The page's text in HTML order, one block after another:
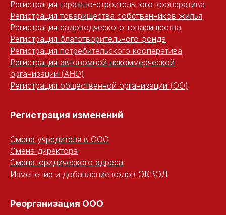
Регистрация гаражно-строительного кооператива
Регистрация товарищества собственников жилья
Регистрация садоводческого товарищества
Регистрация благотворительного фонда
Регистрация потребительского кооператива
Регистрация автономной некоммерческой
организации (АНО)
Регистрация общественной организации (ОО)
Регистрация изменений
Смена учредителя в ООО
Смена директора
Смена юридического адреса
Изменение и добавление кодов ОКВЭД
Реорганизация ООО